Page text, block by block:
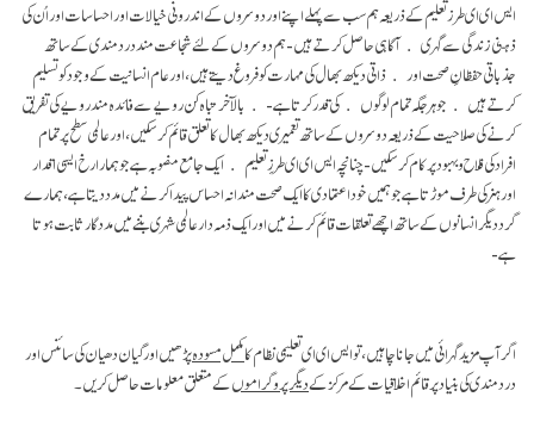
ایس ای ای طرز تعلیم کے ذریعہ ہم سب سے پہلے اپنے اور دوسروں کے اندرونی خیالات اور احساسات اور اُن کی
ذہنی زندگی سے گہری آگاہی حاصل کرتے ہیں- ہم دوسروں کے لئے شجاعت مند درد مندی کے ساتھ
جذباتی حفظانِ صحت اور ذاتی دیکھ بھال کی مہارت کو فروغ دیتے ہیں، اور عام انسانیت کے وجود کو تسلیم
کرتے ہیں جو ہر جگہ تمام لوگوں کی قدر کرتا ہے- بالآخر تباہ کن رویے سے فائدہ مند رویے کی تفریق
کرنے کی صلاحیت کے ذریعہ دوسروں کے ساتھ تعمیری دیکھ بھال کا تعلق قائم کر سکیں، اور عالمی سطح پر تمام
افراد کی فلاح و بہبود پر کام کر سکیں- چنانچہ ایس ای ای طرزِتعلیم ایک جامع منصوبہ ہے جو ہمارا رخ ایسی اقدار
اور ہنر کی طرف موڑتا ہے جو ہمیں خود اعتمادی کا ایک صحت مندانہ احساس پیدا کرنے میں مدد دیتا ہے، ہمارے
گرد دیگر انسانوں کے ساتھ اچھے تعلقات قائم کرنے میں اور ایک ذمہ دار عالمی شہری بننے میں مدد گار ثابت ہوتا
ہے-
اگر آپ مزید گہرائی میں جانا چاہیں، تو ایس ای ای تعلیمی نظام کامکمل مسودہپڑھیں اور گیان دھیان کی سائنس اور
درد مندی کی بنیاد پر قائم اخلاقیات کے مرکز کےدیگر پروگراموںکے متعلق معلومات حاصل کریں۔